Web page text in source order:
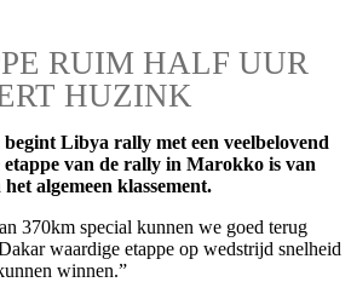
RUIM HALF UUR
HUZINK
Libya rally met een veelbelovend
etappe van de rally in Marokko is van
algemeen klassement.
370km special kunnen we goed terug
waardige etappe op wedstrijd snelheid
winnen.”